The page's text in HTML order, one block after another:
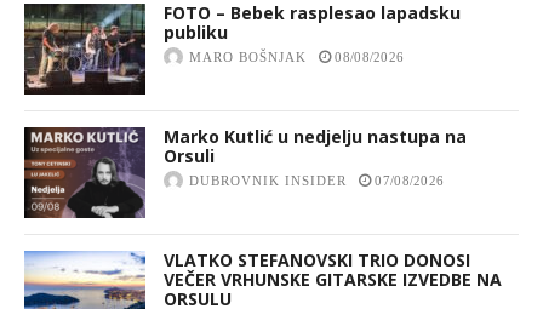
FOTO – Bebek rasplesao lapadsku
publiku
MARO BOŠNJAK 08/08/2026
Marko Kutlić u nedjelju nastupa na
Orsuli
DUBROVNIK INSIDER 07/08/2026
VLATKO STEFANOVSKI TRIO DONOSI
VEČER VRHUNSKE GITARSKE IZVEDBE NA
ORSULU